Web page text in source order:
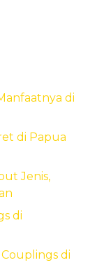
di
di Papua
Jenis,
di
di